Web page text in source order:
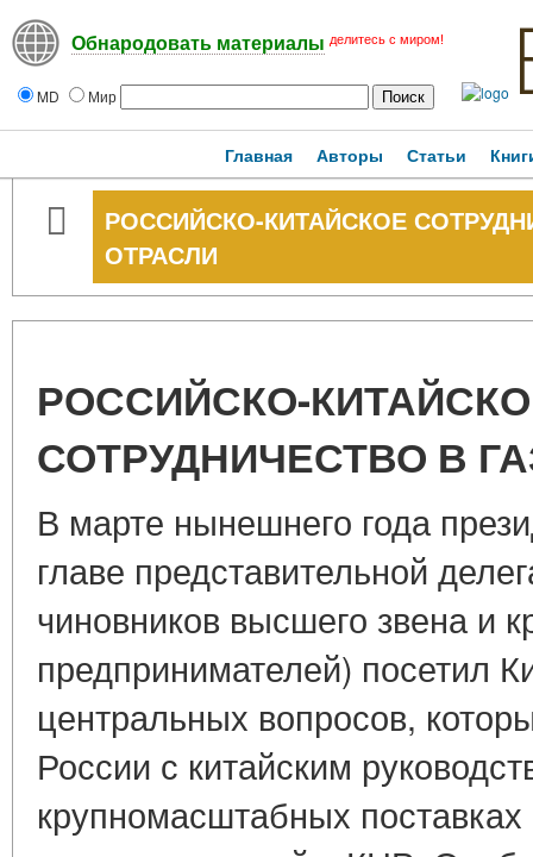
Обнародовать материалы делитесь с миром!
MD Мир
Главная Авторы Статьи
РОССИЙСКО-КИТАЙСКОЕ
ОТРАСЛИ
РОССИЙСКО-
СОТРУДНИЧЕСТВО В
В марте нынешнего года
главе представительной
чиновников высшего звена и
предпринимателей) посетил
центральных вопросов,
России с китайским
крупномасштабных поставках